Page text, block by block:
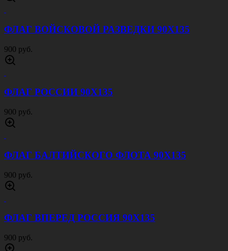
ФЛАГ ВОЙСКОВОЙ РАЗВЕДКИ 90Х135
900 руб.
ФЛАГ РОССИИ 90Х135
900 руб.
ФЛАГ БАЛТИЙСКОГО ФЛОТА 90Х135
900 руб.
ФЛАГ ВПЕРЕД РОССИЯ 90Х135
900 руб.